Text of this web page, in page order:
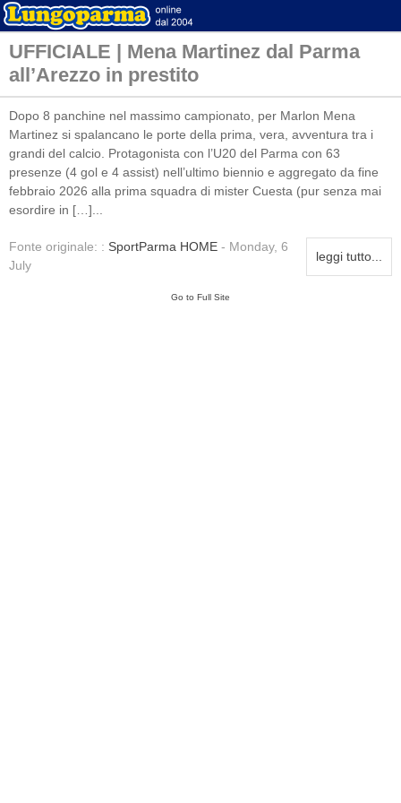
UFFICIALE | Mena Martinez dal Parma
all’Arezzo in prestito
Dopo 8 panchine nel massimo campionato, per Marlon Mena
Martinez si spalancano le porte della prima, vera, avventura tra i
grandi del calcio. Protagonista con l’U20 del Parma con 63
presenze (4 gol e 4 assist) nell’ultimo biennio e aggregato da fine
febbraio 2026 alla prima squadra di mister Cuesta (pur senza mai
esordire in […]...
leggi tutto...
Fonte originale: : SportParma HOME - Monday, 6
July
Go to Full Site